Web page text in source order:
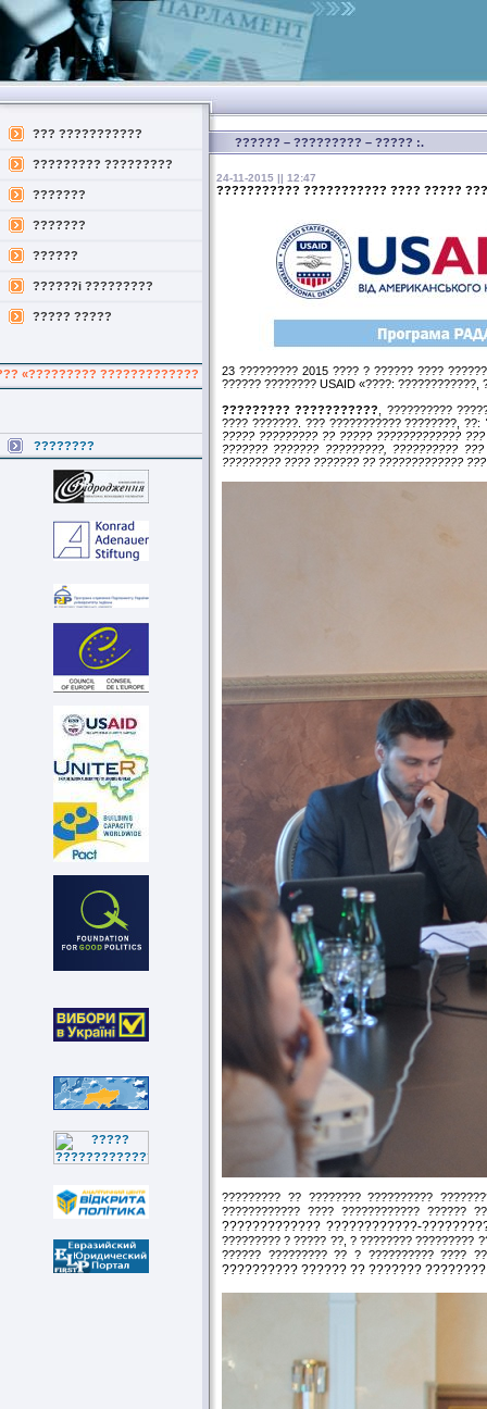
??? ???????????
????????? ?????????
???????
???????
??????
??????i ?????????
????? ?????
????????????? ?? ?????????? ???????? ?? ????????????? ??
????????
?????? – ????????? – ????? :.
24-11-2015 || 12:47
??????????? ??????????? ???? ?????
23 ????????? 2015 ???? ? ?????? ????
?????? ???????? USAID «????:
????????? ???????????
, ??????????
???? ???????. ??? ??????????? ????????, ??:
????? ????????? ?? ????? ?????????????
??????? ??????? ?????????, ??????????
????????? ???? ??????? ?? ?????????????
????????? ?? ???????? ??????????
???????????? ???? ???????????? ??????
????????????? ????????????-
????????? ? ????? ??, ? ???????? ?????????
?????? ????????? ?? ? ?????????? ????
?????????? ?????? ?? ???????